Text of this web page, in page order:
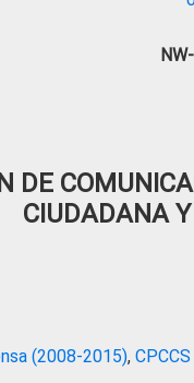
DE
CIUDADANA
(2008-2015),